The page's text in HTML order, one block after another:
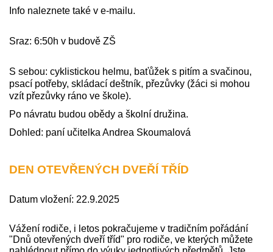
Info naleznete také v e-mailu.
Sraz: 6:50h v budově ZŠ
S sebou: cyklistickou helmu, baťůžek s pitím a svačinou,
psací potřeby, skládací deštník, přezůvky (žáci si mohou
vzít přezůvky ráno ve škole).
Po návratu budou obědy a školní družina.
Dohled: paní učitelka Andrea Skoumalová
DEN OTEVŘENÝCH DVEŘÍ TŘÍD
Datum vložení: 22.9.2025
Vážení rodiče, i letos pokračujeme v tradičním pořádání
"Dnů otevřených dveří tříd" pro rodiče, ve kterých můžete